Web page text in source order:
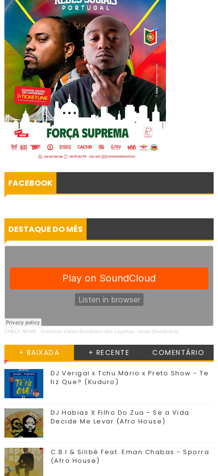
FACEBOOK
DESTAQUE DO MÊS
CHELY NEWS · Professor Carlos Romântico das Lágrimas - Anita (Romântica)
+ BAIXADA + RECENTE COMENTÁRIO
DJ Verigal x Tchu Mário x Preto Show - Te
fiz Que? (Kuduro)
DJ Habias X Filho Do Zua - Se a Vida
Decide Me Levar (Afro House)
C.B.I & Silibé Feat. Eman Chabas - Sporra
(Afro House)